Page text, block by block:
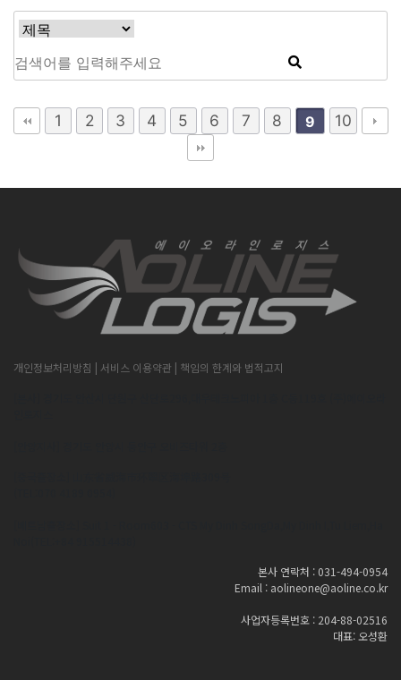
1 2 3 4 5 6 7 8 9 10
개인정보처리방침 | 서비스 이용약관 | 책임의 한계와 법적고지
본사 연락처 : 031-494-0954
Email : aolineone@aoline.co.kr
사업자등록번호 : 204-88-02516
대표: 오성환